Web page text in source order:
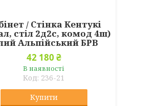
/ Стінка Кентукі
стіл 2д2с, комод 4ш)
Альпійський БРВ
42 180 ₴
В наявності
236-21
Купити